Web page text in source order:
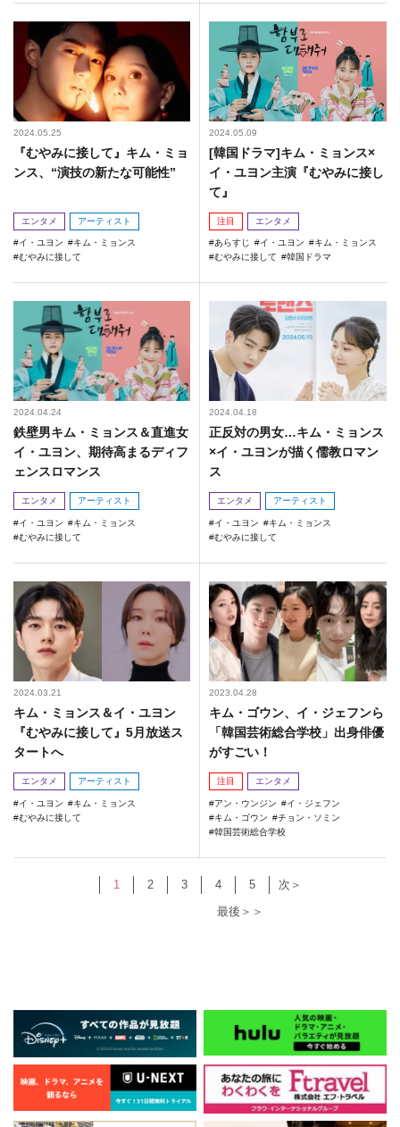
2024.05.25
『むやみに接して』キム・ミョ
ンス、“演技の新たな可能性”
エンタメ アーティスト
イ・ユヨン
キム・ミョンス
むやみに接して
2024.05.09
[韓国ドラマ]キム・ミョンス×
イ・ユヨン主演『むやみに接し
て』
注目 エンタメ
あらすじ イ・ユヨン
キム・ミョンス
むやみに接して
韓国ドラマ
2024.04.24
鉄壁男キム・ミョンス＆直進女
イ・ユヨン、期待高まるディフ
ェンスロマンス
エンタメ アーティスト
イ・ユヨン
キム・ミョンス
むやみに接して
2024.04.18
正反対の男女…キム・ミョンス
×イ・ユヨンが描く儒教ロマン
ス
エンタメ アーティスト
イ・ユヨン
キム・ミョンス
むやみに接して
2024.03.21
キム・ミョンス＆イ・ユヨン
『むやみに接して』5月放送ス
タートへ
エンタメ アーティスト
イ・ユヨン
キム・ミョンス
むやみに接して
2023.04.28
キム・ゴウン、イ・ジェフンら
「韓国芸術総合学校」出身俳優
がすごい！
注目 エンタメ
アン・ウンジン
イ・ジェフン
キム・ゴウン
チョン・ソミン
韓国芸術総合学校
1 2 3 4 5
次＞
最後＞＞